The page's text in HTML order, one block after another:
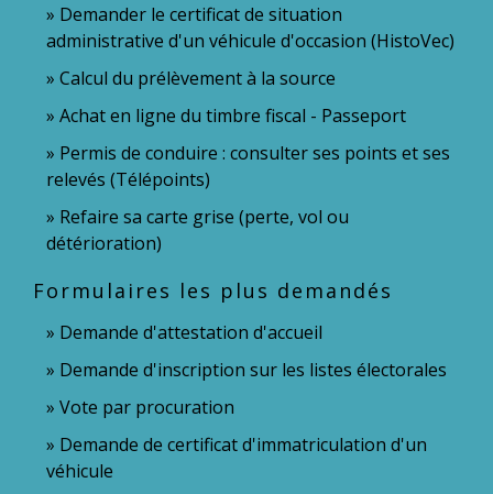
Demander le certificat de situation
administrative d'un véhicule d'occasion (HistoVec)
Calcul du prélèvement à la source
Achat en ligne du timbre fiscal - Passeport
Permis de conduire : consulter ses points et ses
relevés (Télépoints)
Refaire sa carte grise (perte, vol ou
détérioration)
Formulaires les plus demandés
Demande d'attestation d'accueil
Demande d'inscription sur les listes électorales
Vote par procuration
Demande de certificat d'immatriculation d'un
véhicule